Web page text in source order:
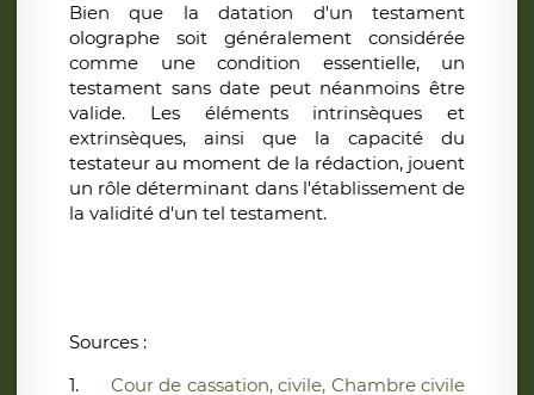
Bien que la datation d'un testament
olographe soit généralement considérée
comme une condition essentielle, un
testament sans date peut néanmoins être
valide. Les éléments intrinsèques et
extrinsèques, ainsi que la capacité du
testateur au moment de la rédaction, jouent
un rôle déterminant dans l'établissement de
la validité d'un tel testament.
Sources :
1.
Cour de cassation, civile, Chambre civile